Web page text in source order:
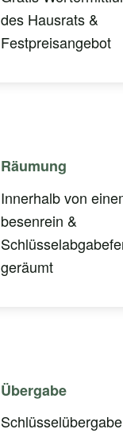
des Hausrats &
Festpreisangebot
Räumung
Innerhalb von
besenrein &
geräumt
Übergabe